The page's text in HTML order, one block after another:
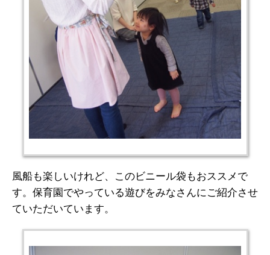
風船も楽しいけれど、このビニール袋もおススメで
す。保育園でやっている遊びをみなさんにご紹介させ
ていただいています。